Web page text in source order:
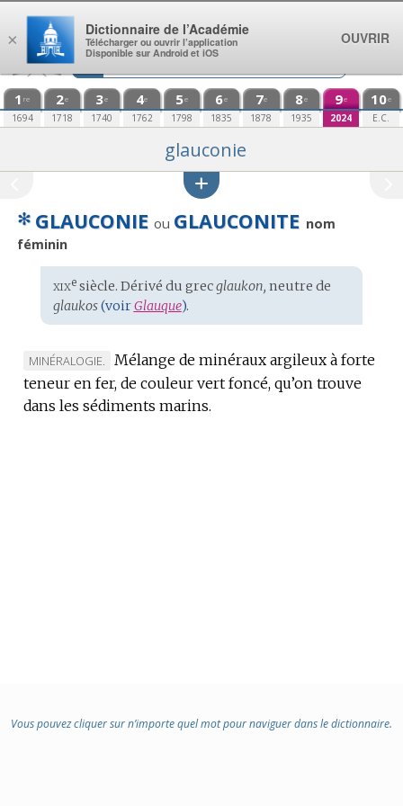
Aller au contenu
1 re
1694
2e
1718
3e
1740
4e
1762
5e
1798
6e
1835
7e
1878
8e
1935
9e
2024
10e
E.C.
glauconie
✻ GLAUCONIE ou GLAUCONITE nom
féminin
Étymologie
:
xixesiècle. Dérivé du grecglaukon, neutre de
glaukos(voirGlauque).
MARQUE
DE
DOMAINE
MINÉRALOGIE.
Mélange de minéraux argileux à forte
teneur en fer, de couleur vert foncé, qu’on trouve
dans les sédiments marins.
Vous pouvez cliquer sur n’importe quel mot pour naviguer dans le dictionnaire.
×
Dictionnaire de l’Académie
Télécharger ou ouvrir l’application
Disponible sur Android et iOS
OUVRIR